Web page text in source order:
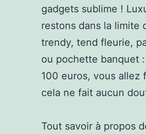
gadgets sublime !
restons dans la limite
trendy, tend fleurie,
ou pochette banquet
100 euros, vous allez
cela ne fait aucun
Tout savoir à propos